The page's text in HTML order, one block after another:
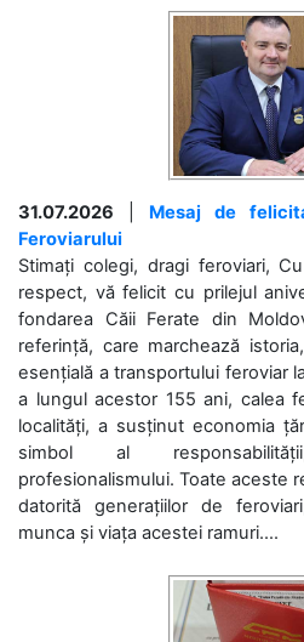
31.07.2026
Mesaj de
Feroviarului
Stimați colegi, dragi feroviari,
respect, vă felicit cu prilejul
fondarea Căii Ferate din
referință, care marchează
esențială a transportului feroviar
a lungul acestor 155 ani, calea
localități, a susținut economia
simbol al
profesionalismului. Toate aceste
datorită generațiilor de
munca și viața acestei ramuri....